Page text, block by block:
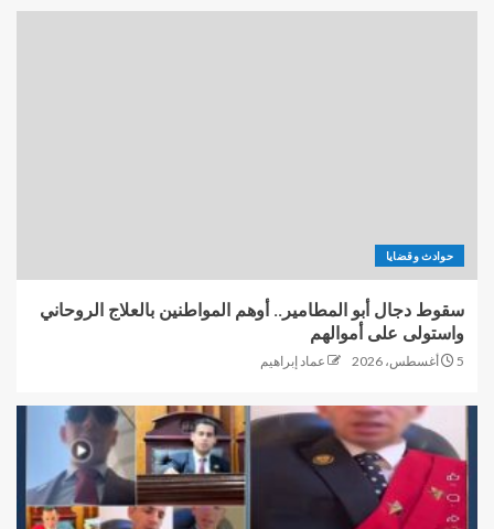
حوادث وقضايا
سقوط دجال أبو المطامير.. أوهم المواطنين بالعلاج الروحاني
واستولى على أموالهم
5 أغسطس، 2026 عماد إبراهيم